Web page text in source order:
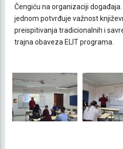
Čengiću na organizaciji
jednom potvrđuje važnost
preispitivanja tradicionalnih i
trajna obaveza ELIT programa.